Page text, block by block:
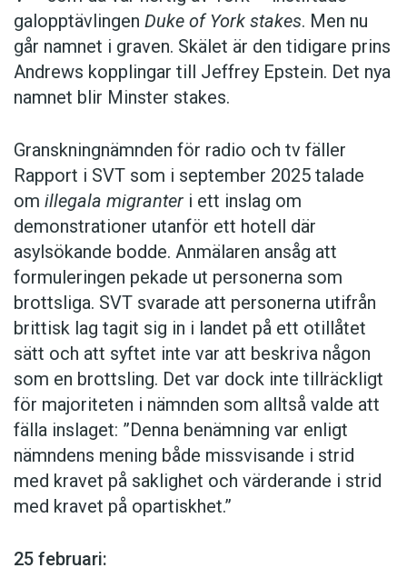
Det visar tidigare opublicerade siffror från 2022
års Pisa-mätning som Vi Lärare tagit del av. Att
nå upp till nivå 2 i läsförståelse – som är den
aktuella basnivån – anses vara nödvändigt för
RepublikenNauru kan vara på väg att byta namn till
Naoero. Foto: Istockphoto
12 maj:
NamnetNauru kan snart vara historia. Det
David Adeang har utlyst en folkomröstning om
5 maj:
60 procent av svenskarna läste dagligen i
digital eller tryckt form en dagstidning under
minskade med 6 procentenheter jämfört med
2024 och läsningen av digitala upplagor sjönk
med 4 procentenheter. 32 procent läste
dagligen en tidskrift i någon form. Och 49
procent lyssnade på eller läste en bok – en
nedgång med 2 procentenheter jämfört med
föregående år. Det visar Mediebarometern
2025 som tas fram av Nordicom vid Göteborgs
universitet.
8 maj:
Budskapsdisciplin ska leda till valseger. Det
beskedet får deltagarna på Moderaternas
Sverigemöte enligt Expressen. I valrörelsen
uppmanas därför partiets valarbetare att inte
Tidöregering
Moderaterna
galopptävlingen Duke of York stakes. Men nu
går namnet i graven. Skälet är den tidigare prins
Andrews kopplingar till Jeffrey Epstein. Det nya
namnet blir Minster stakes.
Granskningnämnden för radio och tv fäller
Rapport i SVT som i september 2025 talade
om illegala migranter i ett inslag om
demonstrationer utanför ett hotell där
asylsökande bodde. Anmälaren ansåg att
formuleringen pekade ut personerna som
brottsliga. SVT svarade att personerna utifrån
brittisk lag tagit sig in i landet på ett otillåtet
sätt och att syftet inte var att beskriva någon
som en brottsling. Det var dock inte tillräckligt
för majoriteten i nämnden som alltså valde att
fälla inslaget: ”Denna benämning var enligt
nämndens mening både missvisande i strid
med kravet på saklighet och värderande i strid
med kravet på opartiskhet.”
25 februari: